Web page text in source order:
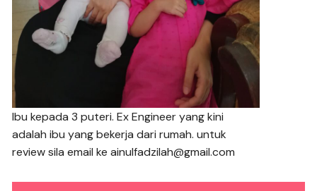
Ibu kepada 3 puteri. Ex Engineer yang kini
adalah ibu yang bekerja dari rumah. untuk
review sila email ke ainulfadzilah@gmail.com